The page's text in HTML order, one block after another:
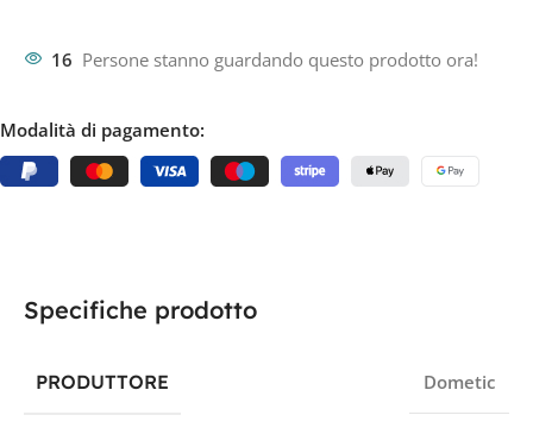
16 Persone stanno guardando questo prodotto ora!
Modalità di pagamento:
Specifiche prodotto
PRODUTTORE Dometic